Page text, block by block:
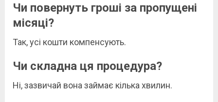
Чи повернуть гроші за пропущені
місяці?
Так, усі кошти компенсують.
Чи складна ця процедура?
Ні, зазвичай вона займає кілька хвилин.